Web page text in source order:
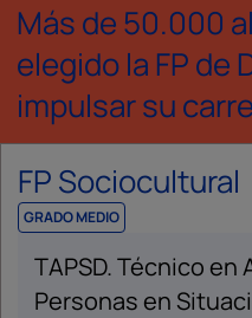
Más de 50.000
elegido la FP de
impulsar su
FP Sociocultural
GRADO MEDIO
TAPSD. Técnico en
Personas en